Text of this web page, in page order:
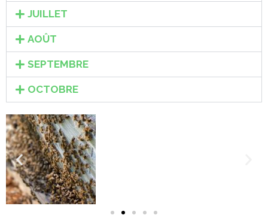
JUILLET
AOÛT
SEPTEMBRE
OCTOBRE